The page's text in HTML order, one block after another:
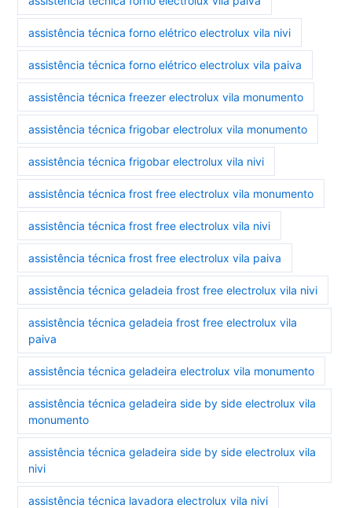
assistência técnica forno elétrico electrolux vila nivi
assistência técnica forno elétrico electrolux vila paiva
assistência técnica freezer electrolux vila monumento
assistência técnica frigobar electrolux vila monumento
assistência técnica frigobar electrolux vila nivi
assistência técnica frost free electrolux vila monumento
assistência técnica frost free electrolux vila nivi
assistência técnica frost free electrolux vila paiva
assistência técnica geladeia frost free electrolux vila nivi
assistência técnica geladeia frost free electrolux vila
paiva
assistência técnica geladeira electrolux vila monumento
assistência técnica geladeira side by side electrolux vila
monumento
assistência técnica geladeira side by side electrolux vila
nivi
assistência técnica lavadora electrolux vila nivi